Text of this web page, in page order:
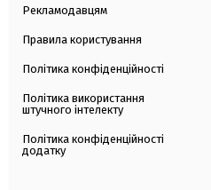
Рекламодавцям
Правила користування
Політика конфіденційності
Політика використання
штучного інтелекту
Політика конфіденційності
додатку